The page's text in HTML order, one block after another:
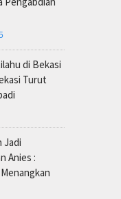
di Bekasi
Turut
Jadi
Anies :